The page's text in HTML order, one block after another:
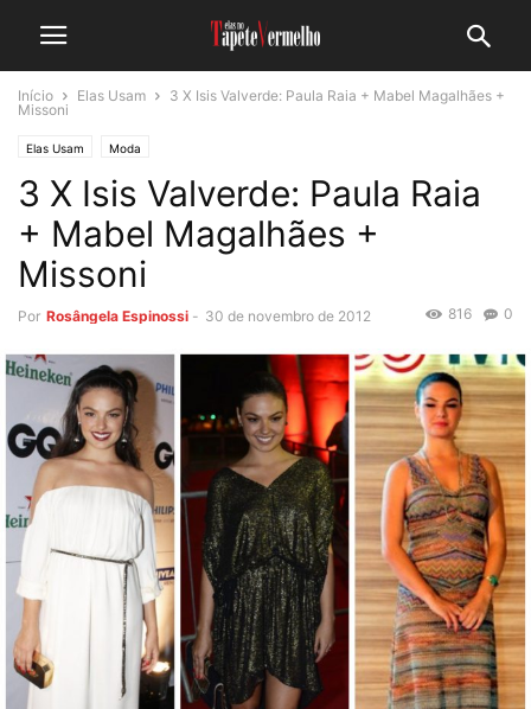
Início Elas Usam
3 X Isis Valverde: Paula Raia + Mabel Magalhães +
Missoni
Elas Usam Moda
3 X Isis Valverde: Paula Raia
+ Mabel Magalhães +
Missoni
Por Rosângela Espinossi - 30 de novembro de 2012 0
816